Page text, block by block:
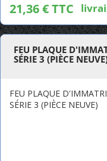
21,36 € TTC
FEU PLAQUE
SÉRIE 3 (PIÈCE
FEU PLAQUE
SÉRIE 3 (PIÈCE NEUVE)